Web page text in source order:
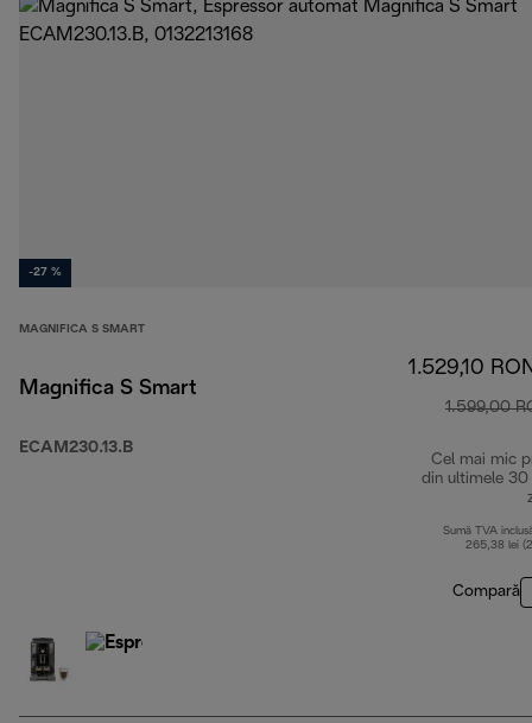
-27 %
MAGNIFICA S SMART
Magnifica S Smart
ECAM230.13.B
1.529,10
1.599,00
Cel mai mic
din ultimele 30
Sumă TVA
265,38 lei
Compară